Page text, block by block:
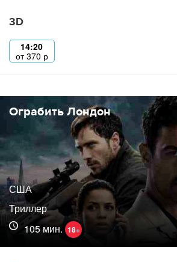
3D
14:20
от370 р
Ограбить Лондон
США
Триллер
105 мин. 18+